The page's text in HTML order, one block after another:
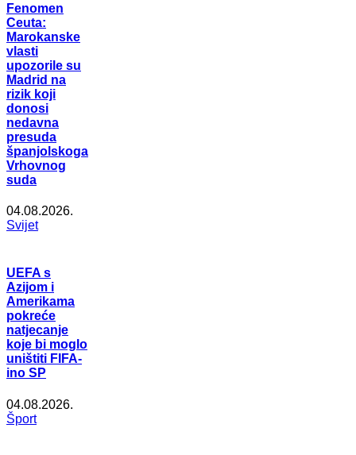
Fenomen
Ceuta:
Marokanske
vlasti
upozorile su
Madrid na
rizik koji
donosi
nedavna
presuda
španjolskoga
Vrhovnog
suda
04.08.2026.
Svijet
UEFA s
Azijom i
Amerikama
pokreće
natjecanje
koje bi moglo
uništiti FIFA-
ino SP
04.08.2026.
Šport